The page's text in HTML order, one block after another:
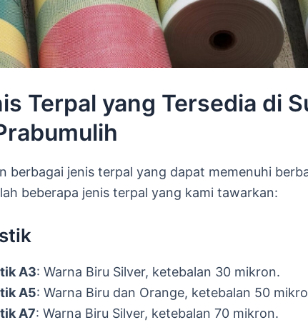
Terpal yang Tersedia di
berbagai jenis terpal yang dapat memenuhi
beberapa jenis terpal yang kami tawarkan:
A3: Warna Biru Silver, ketebalan 30 mikron.
A5: Warna Biru dan Orange, ketebalan 50
A7: Warna Biru Silver, ketebalan 70 mikron.